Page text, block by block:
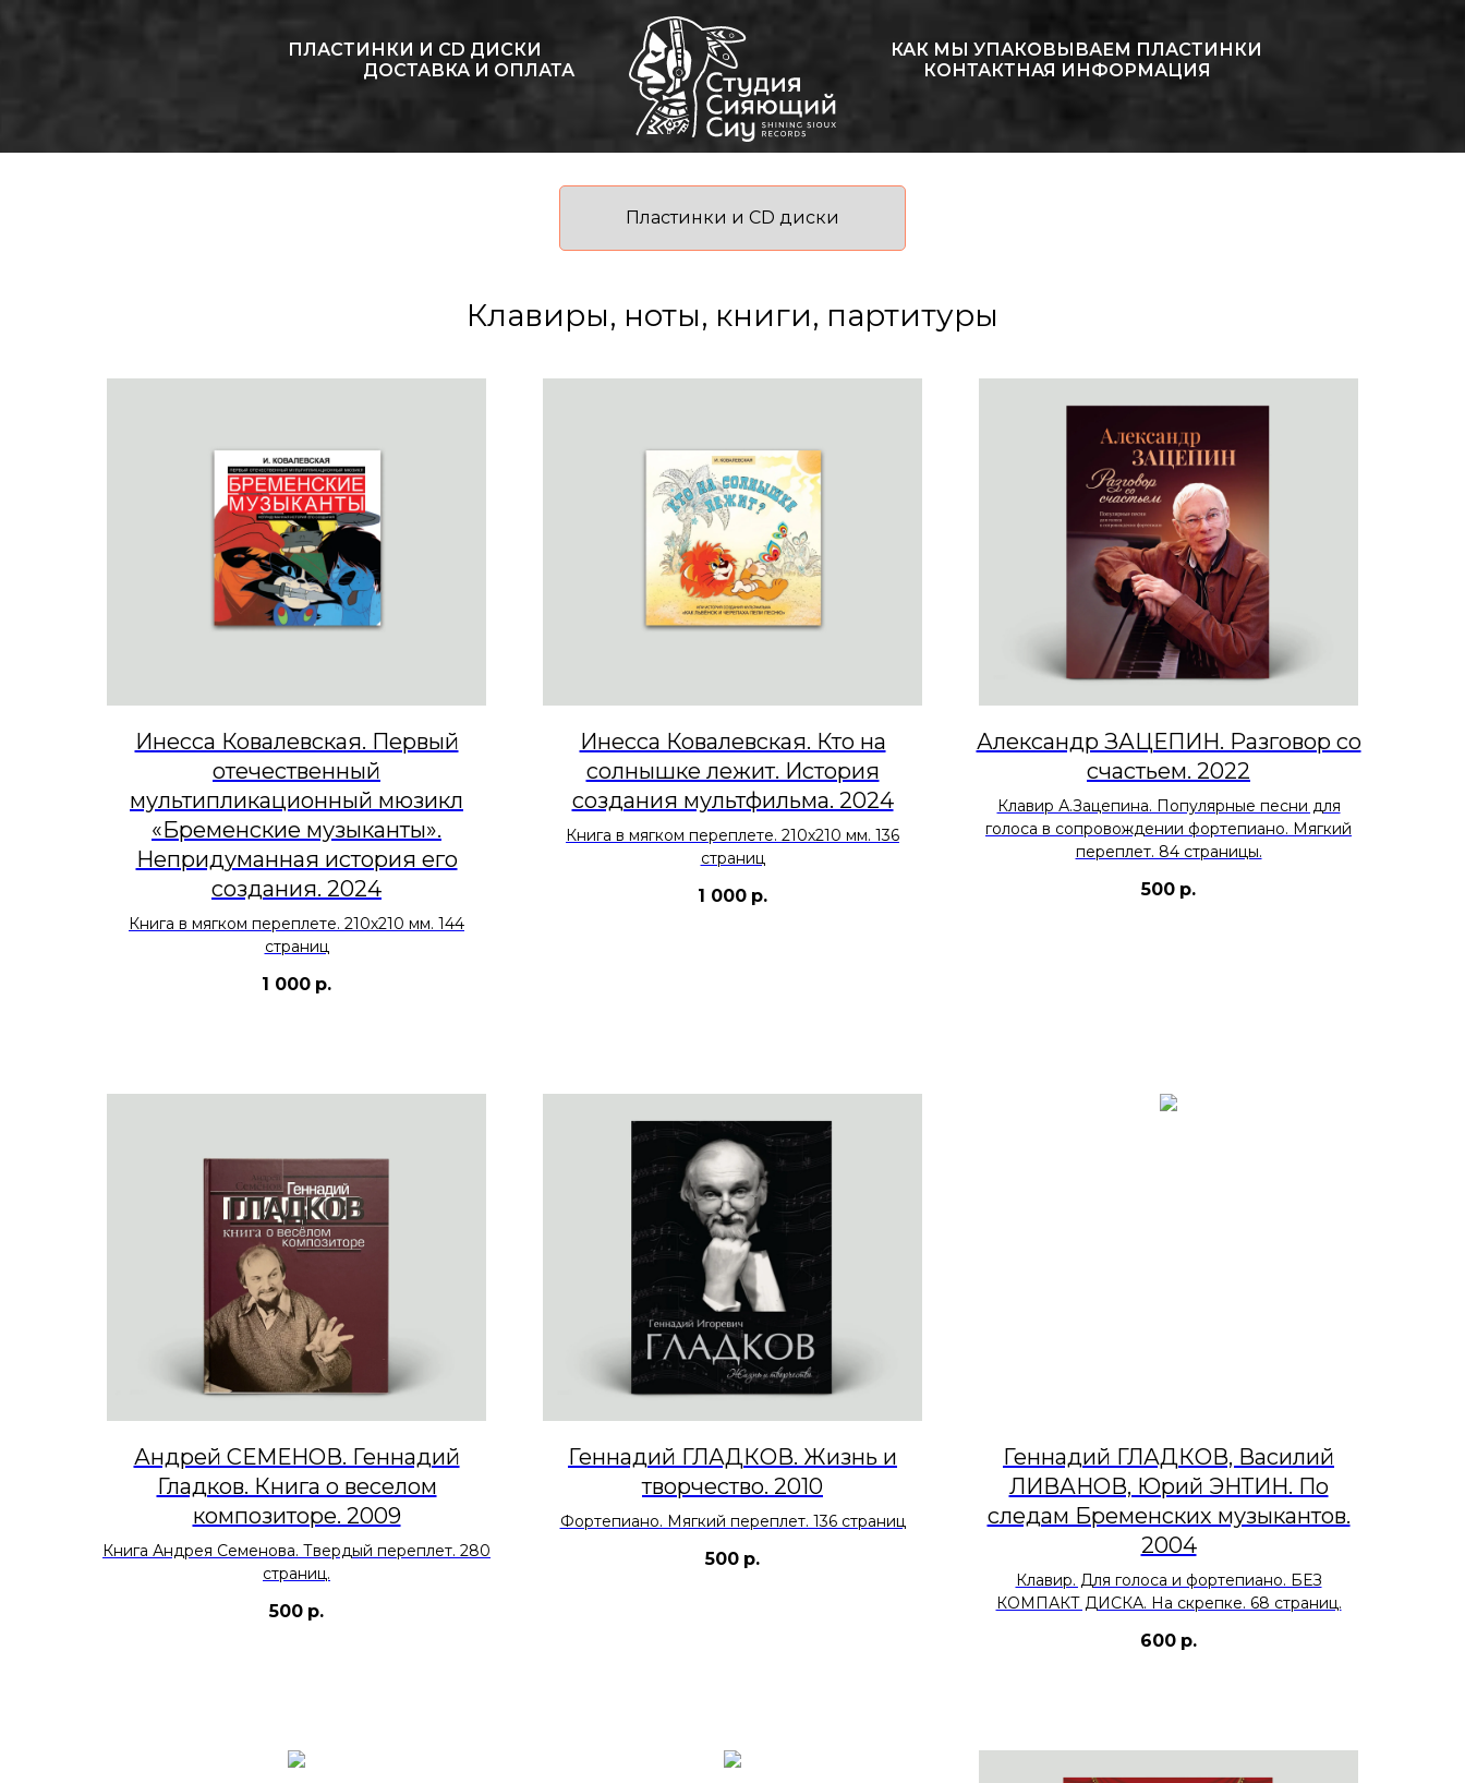
ПЛАСТИНКИ И CD ДИСКИ
ДОСТАВКА И ОПЛАТА
КАК МЫ УПАКОВЫВАЕМ ПЛАСТИНКИ
КОНТАКТНАЯ ИНФОРМАЦИЯ
Пластинки и CD диски
Клавиры, ноты, книги, партитуры
Инесса Ковалевская. Первый
отечественный
мультипликационный мюзикл
«Бременские музыканты».
Непридуманная история его
создания. 2024
Книга в мягком переплете. 210х210 мм. 144
страниц
1 000 р.
Инесса Ковалевская. Кто на
солнышке лежит. История
создания мультфильма. 2024
Книга в мягком переплете. 210х210 мм. 136
страниц
1 000 р.
Александр ЗАЦЕПИН. Разговор со
счастьем. 2022
Клавир А.Зацепина. Популярные песни для
голоса в сопровождении фортепиано. Мягкий
переплет. 84 страницы.
500 р.
Андрей СЕМЕНОВ. Геннадий
Гладков. Книга о веселом
композиторе. 2009
Книга Андрея Семенова. Твердый переплет. 280
страниц.
500 р.
Геннадий ГЛАДКОВ. Жизнь и
творчество. 2010
Фортепиано. Мягкий переплет. 136 страниц
500 р.
Геннадий ГЛАДКОВ, Василий
ЛИВАНОВ, Юрий ЭНТИН. По
следам Бременских музыкантов.
2004
Клавир. Для голоса и фортепиано. БЕЗ
КОМПАКТ ДИСКА. На скрепке. 68 страниц.
600 р.